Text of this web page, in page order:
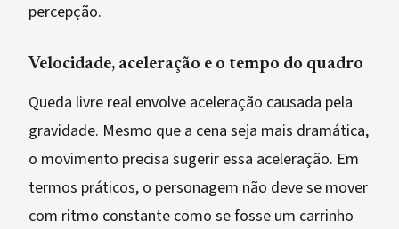
percepção.
Velocidade, aceleração e o tempo do quadro
Queda livre real envolve aceleração causada pela
gravidade. Mesmo que a cena seja mais dramática,
o movimento precisa sugerir essa aceleração. Em
termos práticos, o personagem não deve se mover
com ritmo constante como se fosse um carrinho